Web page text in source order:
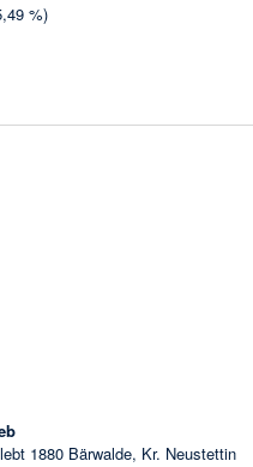
%)
1880 Bärwalde, Kr. Neustettin